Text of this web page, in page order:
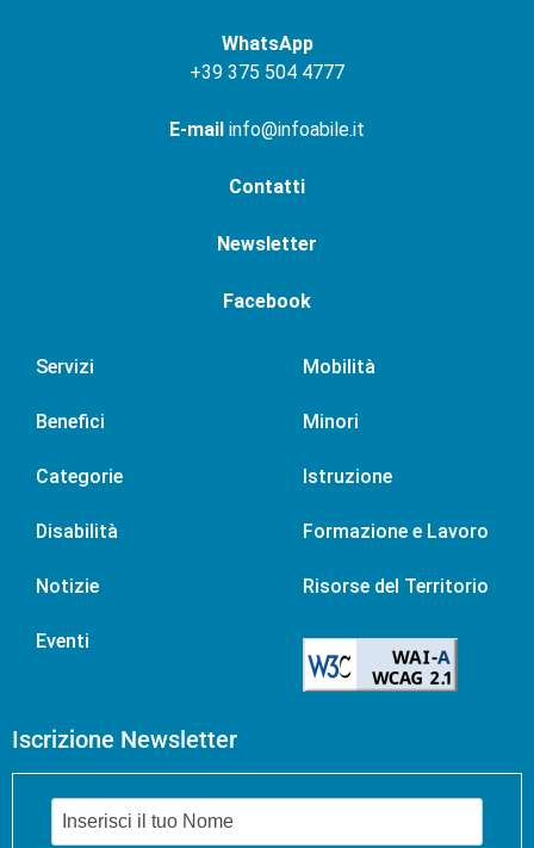
WhatsApp
+39 375 504 4777
E-mail info@infoabile.it
Contatti
Newsletter
Facebook
Servizi
Benefici
Categorie
Disabilità
Notizie
Eventi
Mobilità
Minori
Istruzione
Formazione e Lavoro
Risorse del Territorio
Iscrizione Newsletter